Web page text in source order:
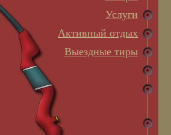
Услуги
Активный отдых
Выездные тиры